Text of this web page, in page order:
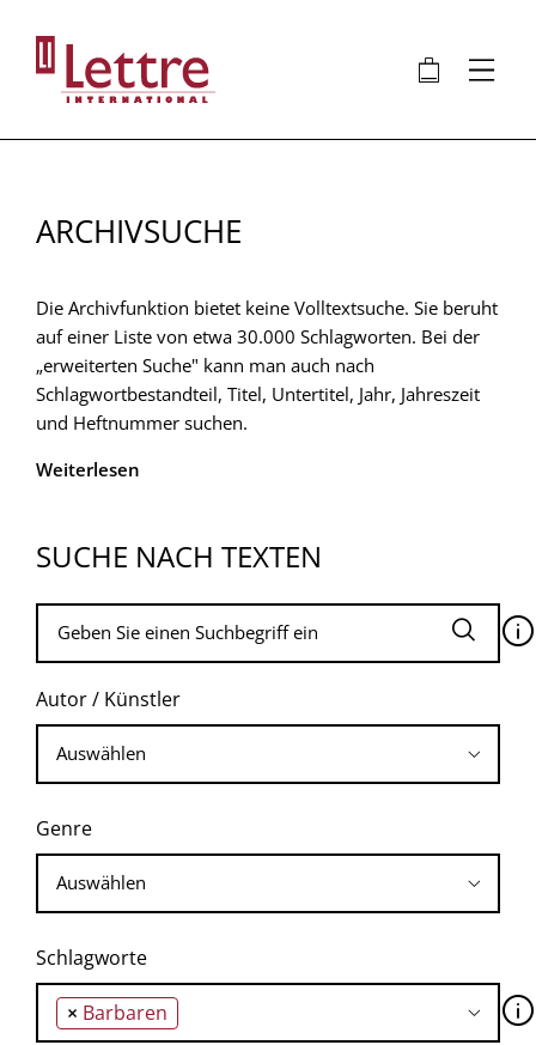
Inhalt
🛍 ⋮
ARCHIVSUCHE
Die Archivfunktion bietet keine Volltextsuche. Sie beruht
auf einer Liste von etwa 30.000 Schlagworten. Bei der
„erweiterten Suche" kann man auch nach
Schlagwortbestandteil, Titel, Untertitel, Jahr, Jahreszeit
und Heftnummer suchen.
Weiterlesen
SUCHE NACH TEXTEN
🛈
Autor / Künstler
Genre
Schlagworte
× Barbaren 🛈